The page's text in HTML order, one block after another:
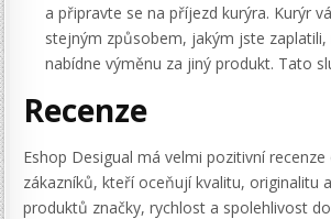
a připravte se na příjezd kurýra. Kurýr
stejným způsobem, jakým jste zaplatili,
nabídne výměnu za jiný produkt. Tato
Recenze
Eshop Desigual má velmi pozitivní recenze
zákazníků, kteří oceňují kvalitu, originalitu
produktů značky, rychlost a spolehlivost